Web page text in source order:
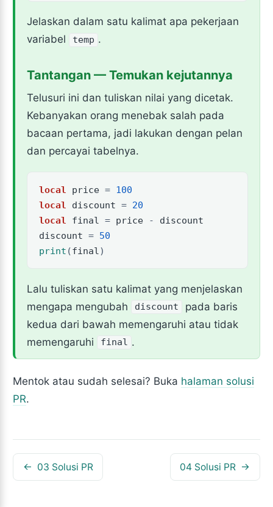
Jelaskan dalam satu kalimat apa pekerjaan
variabel
temp .
Tantangan — Temukan kejutannya
Telusuri ini dan tuliskan nilai yang dicetak.
Kebanyakan orang menebak salah pada
bacaan pertama, jadi lakukan dengan pelan
dan percayai tabelnya.
local price =
100
local
discount =
20
local
final = price -
discount
discount =
50
print (final )
Lalu tuliskan satu kalimat yang menjelaskan
mengapa mengubah
discount
pada baris
kedua dari bawah memengaruhi atau tidak
memengaruhi
final .
Mentok atau sudah selesai? Buka halaman solusi
PR.
03 Solusi PR 04 Solusi PR